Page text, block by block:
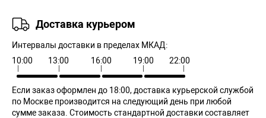
Доставка курьером
Интервалы доставки в пределах МКАД:
10:00
13:00 16:00 19:00 22:00
Если заказ оформлен до 18:00, доставка курьерской службой
по Москве производится на следующий день при любой
сумме заказа. Cтоимость стандартной доставки составляет